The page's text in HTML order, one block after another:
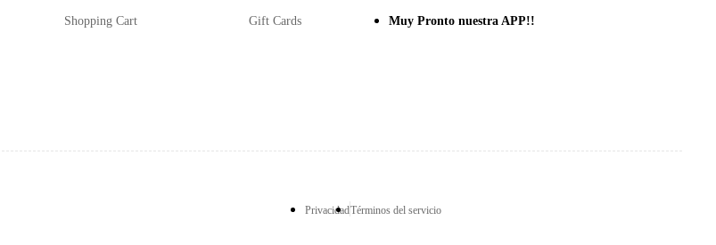
Shopping Cart Gift Cards Muy Pronto nuestra APP!!
PrivacidadTérminos del servicio